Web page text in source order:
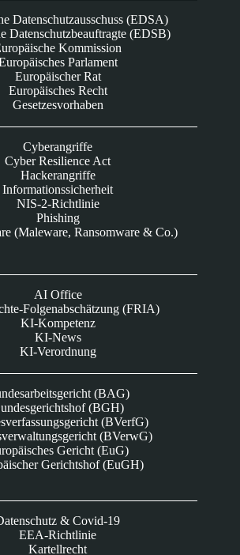
Datenschutzausschuss (EDSA)
Datenschutzbeauftragte (EDSB)
Kommission
Parlament
Europäischer Rat
Europäisches Recht
Gesetzesvorhaben
Cyberangriffe
Cyber Resilience Act
Hackerangriffe
Informationssicherheit
NIS-2-Richtlinie
Phishing
(Maleware, Ransomware & Co.)
AI Office
Folgenabschätzung (FRIA)
KI-Kompetenz
KI-News
KI-Verordnung
(BAG)
(BGH)
(BVerfG)
(BVerwG)
Gericht (EuG)
Gerichtshof (EuGH)
& Covid-19
EEA-Richtlinie
Kartellrecht